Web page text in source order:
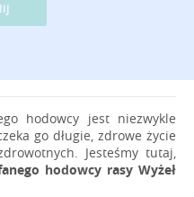
hodowcy jest niezwykle
go długie, zdrowe życie
Jesteśmy tutaj,
hodowcy rasy Wyżeł